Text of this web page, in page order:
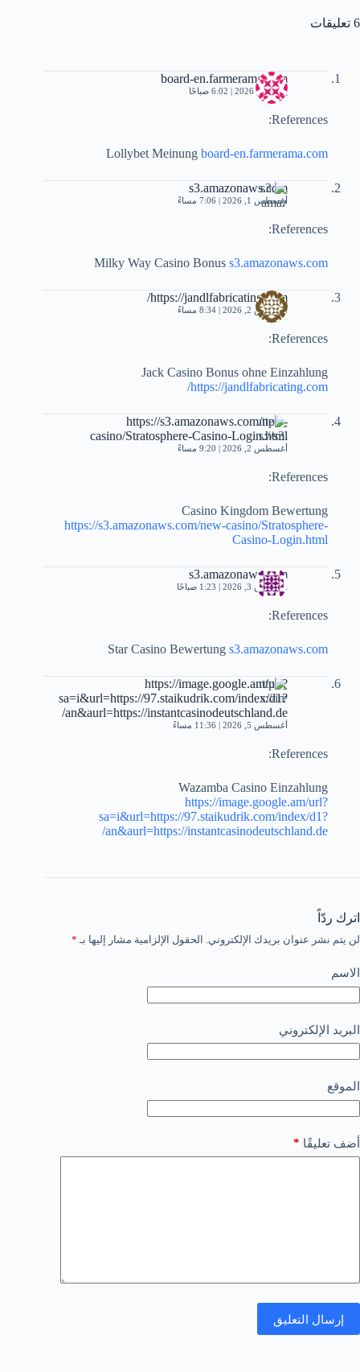
6 تعليقات
board-en.farmerama.com
يوليو 20, 2026 | 6:02 صباحًا
References:
Lollybet Meinung board-en.farmerama.com
s3.amazonaws.com
أغسطس 1, 2026 | 7:06 مساءً
References:
Milky Way Casino Bonus s3.amazonaws.com
https://jandlfabricating.com/
أغسطس 2, 2026 | 8:34 مساءً
References:
Jack Casino Bonus ohne Einzahlung
https://jandlfabricating.com/
https://s3.amazonaws.com/new-
casino/Stratosphere-Casino-Login.html
أغسطس 2, 2026 | 9:20 مساءً
References:
Casino Kingdom Bewertung
https://s3.amazonaws.com/new-casino/Stratosphere-
Casino-Login.html
s3.amazonaws.com
أغسطس 3, 2026 | 1:23 صباحًا
References:
Star Casino Bewertung s3.amazonaws.com
https://image.google.am/url?
sa=i&url=https://97.staikudrik.com/index/d1?
an&aurl=https://instantcasinodeutschland.de/
أغسطس 5, 2026 | 11:36 مساءً
References:
Wazamba Casino Einzahlung
https://image.google.am/url?
sa=i&url=https://97.staikudrik.com/index/d1?
an&aurl=https://instantcasinodeutschland.de/
اترك ردّاً
لن يتم نشر عنوان بريدك الإلكتروني. الحقول الإلزامية مشار إليها بـ *
الاسم
البريد الإلكتروني
الموقع
أضف تعليقًا *
إرسال التعليق